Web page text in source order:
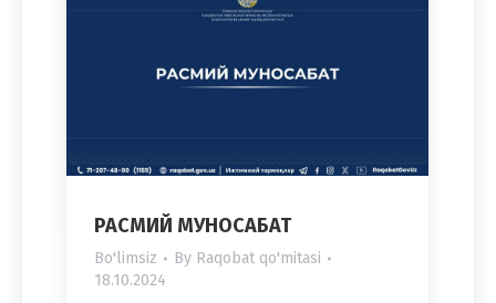
РАСМИЙ МУНОСАБАТ
Bo'limsiz By Raqobat qo'mitasi
18.10.2024